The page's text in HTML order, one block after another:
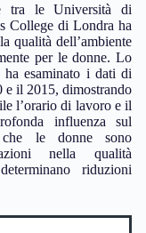
tra le Università di
College di Londra ha
qualità dell’ambiente
per le donne. Lo
ha esaminato i dati di
il 2015, dimostrando
l’orario di lavoro e il
influenza sul
che le donne sono
nella qualità
riduzioni